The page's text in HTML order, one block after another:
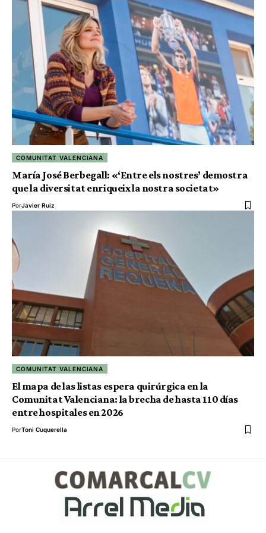
COMUNITAT VALENCIANA
María José Berbegall: «‘Entre els nostres’ demostra
que la diversitat enriqueix la nostra societat»
PorJavier Ruiz
COMUNITAT VALENCIANA
El mapa de las listas espera quirúrgica en la
Comunitat Valenciana: la brecha de hasta 110 días
entre hospitales en 2026
PorToni Cuquerella